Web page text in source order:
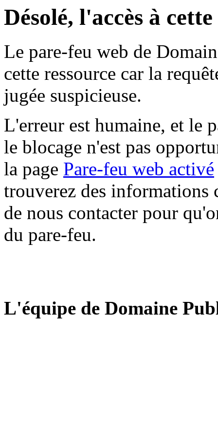
Désolé, l'accès à
Le pare-feu web de
cette ressource car la
jugée suspicieuse.
L'erreur est humaine, et le
le blocage n'est pas
la page Pare-feu web activé
trouverez des informations
de nous contacter pour
du pare-feu.
L'équipe de Domaine